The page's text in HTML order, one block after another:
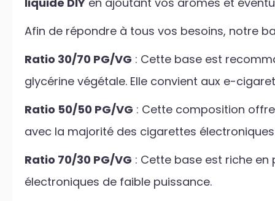
Afin de répondre à tous vos besoins, notre
Ratio 30/70 PG/VG : Cette base est
glycérine végétale. Elle convient aux e-
Ratio 50/50 PG/VG : Cette composition
avec la majorité des cigarettes
Ratio 70/30 PG/VG : Cette base est riche
électroniques de faible puissance.